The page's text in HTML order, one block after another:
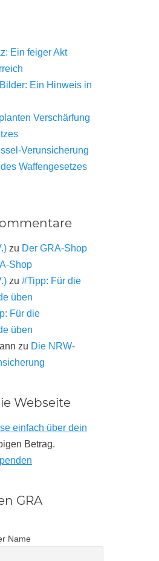
Ein feiger Akt
Ein Hinweis in
Verschärfung
Verunsicherung
Waffengesetzes
zu Der GRA-Shop
Shop
zu #Tipp: Für die
üben
Für die
üben
zu Die NRW-
Webseite
einfach über dein
Betrag.
GRA
Name